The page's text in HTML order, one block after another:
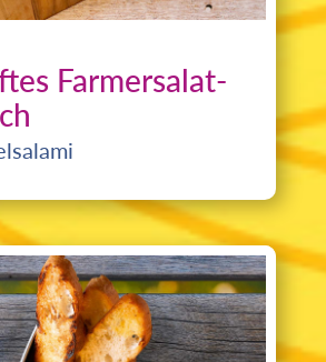
Farmersalat-